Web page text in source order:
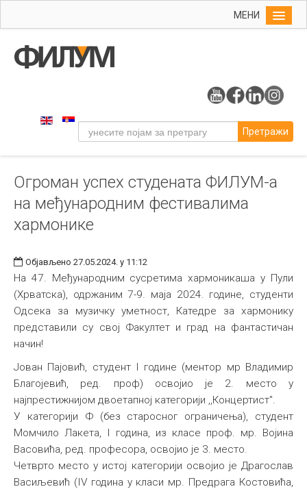
МЕНИ
Упис
Уметност
Музичка уметност
Примењена и ликовна уметност
Галерија
Библиотека
Студенти
Међународна
Претражи
Огроман успех студената ФИЛУМ-а
на међународним фестивалима
хармонике
Објављено 27.05.2024. у 11:12
На 47. Међународним сусретима хармоникаша у Пули
(Хрватска), одржаним 7-9. маја 2024. године, студенти
Одсека за музичку уметност, Катедре за хармонику
представили су свој Факултет и град на фантастичан
начин!
Јован Пајовић, студент I године (ментор мр Владимир
Благојевић, ред. проф) освојио је 2. место у
најпрестижнијом двоетапној категорији ,,Концертист".
У категорији Ф (без старосног ограничења), студент
Момчило Лакета, I година, из класе проф. мр. Војина
Васовића, ред. професора, освојио је 3. место.
Четврто место у истој категорији освојио је Драгослав
Васиљевић (IV година у класи мр. Предрага Костовића,